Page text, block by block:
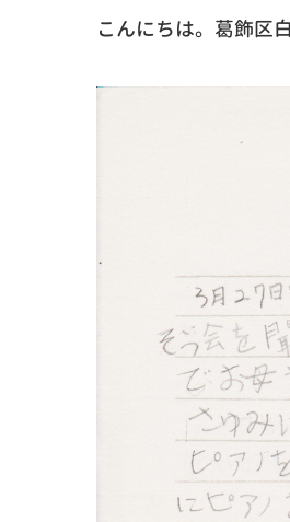
こんにちは。葛飾区